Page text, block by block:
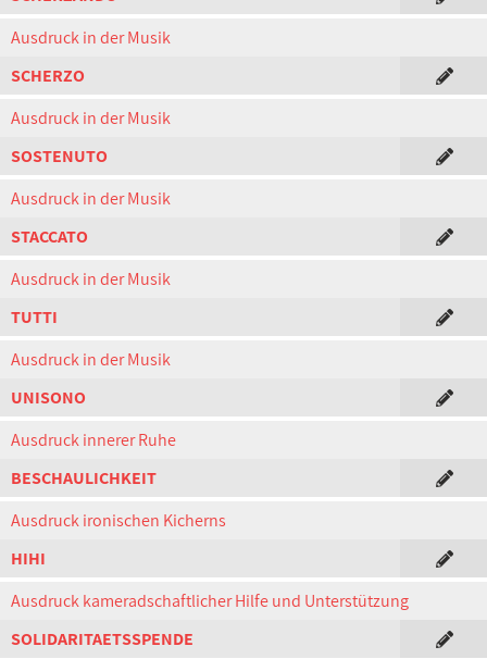
Ausdruck in der Musik
SCHERZO
Ausdruck in der Musik
SOSTENUTO
Ausdruck in der Musik
STACCATO
Ausdruck in der Musik
TUTTI
Ausdruck in der Musik
UNISONO
Ausdruck innerer Ruhe
BESCHAULICHKEIT
Ausdruck ironischen Kicherns
HIHI
Ausdruck kameradschaftlicher Hilfe und Unterstützung
SOLIDARITAETSSPENDE